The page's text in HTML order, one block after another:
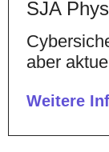
SJA
aber
Weitere